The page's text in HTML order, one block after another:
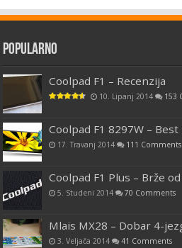
Popularno
Coolpad F1 – Recenzija
10. Lipanj 2014 153
Coolpad F1 8297W –
17. Travanj 2014 111 Comments
Coolpad F1 Plus – Brže
5. Studeni 2014 70 Comments
Mlais MX28 – Dobar 4-
3. Veljača 2014 41 Comments